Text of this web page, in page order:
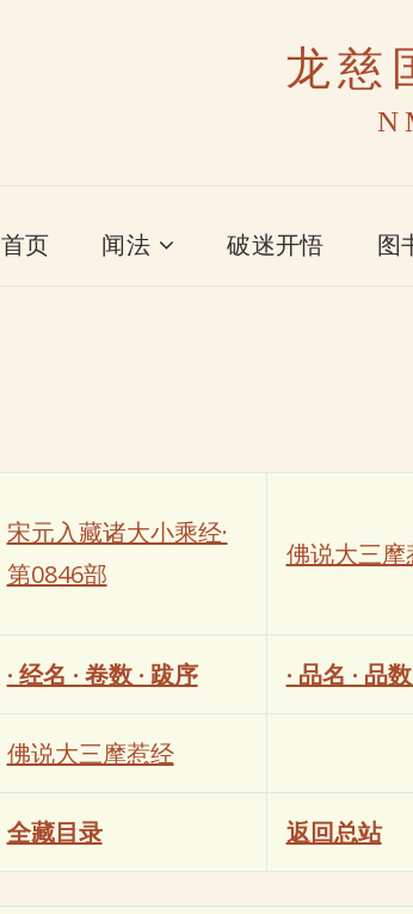
龙慈
首页 闻法 破迷开悟 图
宋元入藏诸大小乘经·
第0846部
佛说大三摩
· 经名 · 卷数 · 跋序 · 品名 · 品
佛说大三摩惹经
全藏目录 返回总站